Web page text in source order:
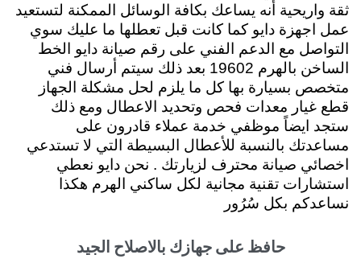
ثقة واريحية أنه يساعك بكافة الوسائل الممكنة لتستعيد
عمل اجهزة دايو كما كانت قبل تعطلها ما عليك سوي
التواصل مع الدعم الفني على رقم صيانة دايو الخط
الساخن بالهرم 19602 بعد ذلك سيتم أرسال فني
متخصص بسيارة بها كل ما يلزم لحل مشكلة الجهاز
قطع غيار معدات فحص وتحديد الاعطال ومع ذلك
ستجد ايضاً موظفي خدمة عملاء قادرون على
مساعدتك بالنسبة للأعطال البسيطة التي لا تستدعي
اخصائي صيانة محترف لزيارتك . نحن دايو نعطي
استشارات تقنية مجانية لكل ساكني الهرم هكذا
نساعدكم بكل سُرُور
حافظ على جهازك بالاصلاح الجيد